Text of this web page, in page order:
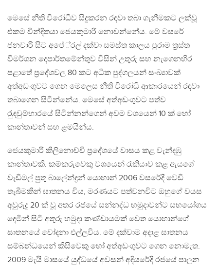
මෙසේ නීති විරෝධීව සිදුකරන රඳවා තබා ගැනීමකට ලක්වූ
එකම වින්දිතයා ජෙයකුමාරි නොවන්නේය. මේ වසරේ
ජනවාරි සිට අපේ‍්‍රල් දක්වා සමස්ත කාලය පුරාම ත‍්‍රස්ත
විමර්ශන දෙපාර්තමේන්තුව විසින් උතුරු සහ නැගෙනහිර
පළාතේ ප‍්‍රදේශවල 80 කට අධික පුද්ගලයන් සංඛ්‍යාවක්
අත්අඩංගුවට ගෙන මෙලෙස නීති විරෝධී ආකාරයෙන් රඳවා
තබාගෙන සිටින්නේය. මෙසේ අත්අඩංගුවට පත්ව
රැුඳවුම්භාරයේ සිටින්නන්ගෙන් අවම වශයෙන් 10 ක් හෝ
කාන්තාවන් සහ ළමයින්ය.
ජෙයකුමාරි කිලිනොච්චි ප‍්‍රදේශයේ වාසය කළ වැන්දඹු
කාන්තාවකි. කම්කරුවෙකු වශයෙන් රැකියාව කළ ඇයගේ
වැඩිමල් පුතු බාලේන්ද්‍රන් යොහාන් 2006 වසරේදී වෙඩි
තැබීමකින් ඝාතනය විය, මරණයට පත්වනවිට ඔහුගේ වයස
අවුරුදු 20 ක් වූ අතර රජයේ සන්නද්ධ හමුදාවන්ට සහයෝගය
දෙමින් සිටි අතුරු හමුදා කණ්ඩායමක් වෙත යොහාන්ගේ
ඝාතනයේ චෝදනා එල්ලවිය. මේ දක්වාම අදාළ ඝාතනය
සම්බන්ධයෙන් කිසිවෙකු හෝ අත්අඩංගුවට ගෙන නොමැත.
2009 මැයි මාසයේ යුද්ධයේ අවසන් අදියරේදී රජයේ පාලන